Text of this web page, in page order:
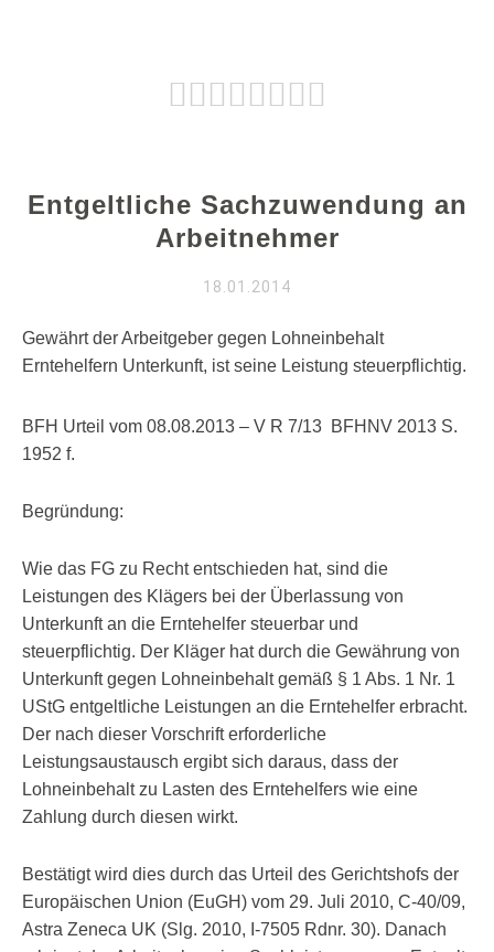
Entgeltliche Sachzuwendung an
Arbeitnehmer
18.01.2014
Gewährt der Arbeitgeber gegen Lohneinbehalt
Erntehelfern Unterkunft, ist seine Leistung steuerpflichtig.
BFH Urteil vom 08.08.2013 – V R 7/13 BFHNV 2013 S.
1952 f.
Begründung:
Wie das FG zu Recht entschieden hat, sind die
Leistungen des Klägers bei der Überlassung von
Unterkunft an die Erntehelfer steuerbar und
steuerpflichtig. Der Kläger hat durch die Gewährung von
Unterkunft gegen Lohneinbehalt gemäß § 1 Abs. 1 Nr. 1
UStG entgeltliche Leistungen an die Erntehelfer erbracht.
Der nach dieser Vorschrift erforderliche
Leistungsaustausch ergibt sich daraus, dass der
Lohneinbehalt zu Lasten des Erntehelfers wie eine
Zahlung durch diesen wirkt.
Bestätigt wird dies durch das Urteil des Gerichtshofs der
Europäischen Union (EuGH) vom 29. Juli 2010, C-40/09,
Astra Zeneca UK (Slg. 2010, I-7505 Rdnr. 30). Danach